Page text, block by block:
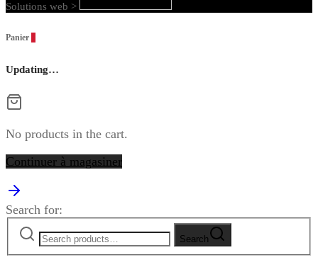
Solutions web >
Panier
Updating…
No products in the cart.
Continuer à magasiner
Search for:
Search